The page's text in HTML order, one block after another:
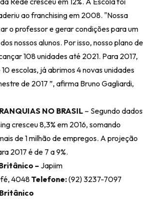
ao franchising em 2008. "Nossa
o professor e gerar condições para um
nossos alunos. Por isso, nosso plano de
108 unidades até 2021. Para 2017,
escolas, já abrimos 4 novas unidades
de 2017 ”, afirma Bruno Gagliardi,
NO BRASIL – Segundo dados
cresceu 8,3% em 2016, somando
de 1 milhão de empregos. A projeção
2017 é de 7 a 9%.
– Japiim
4048Telefone:(92) 3237-7097